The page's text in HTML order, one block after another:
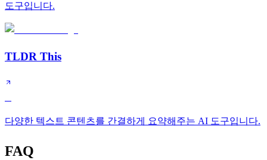
도구입니다.
TLDR This
다양한 텍스트 콘텐츠를 간결하게 요약해주는 AI 도구입니다.
FAQ